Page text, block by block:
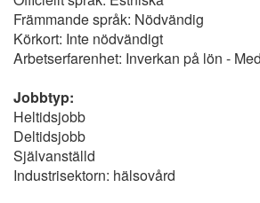
Främmande språk: Nödvändig
Körkort: Inte nödvändigt
Arbetserfarenhet: Inverkan på lön -
Jobbtyp:
Heltidsjobb
Deltidsjobb
Självanställd
Industrisektorn: hälsovård